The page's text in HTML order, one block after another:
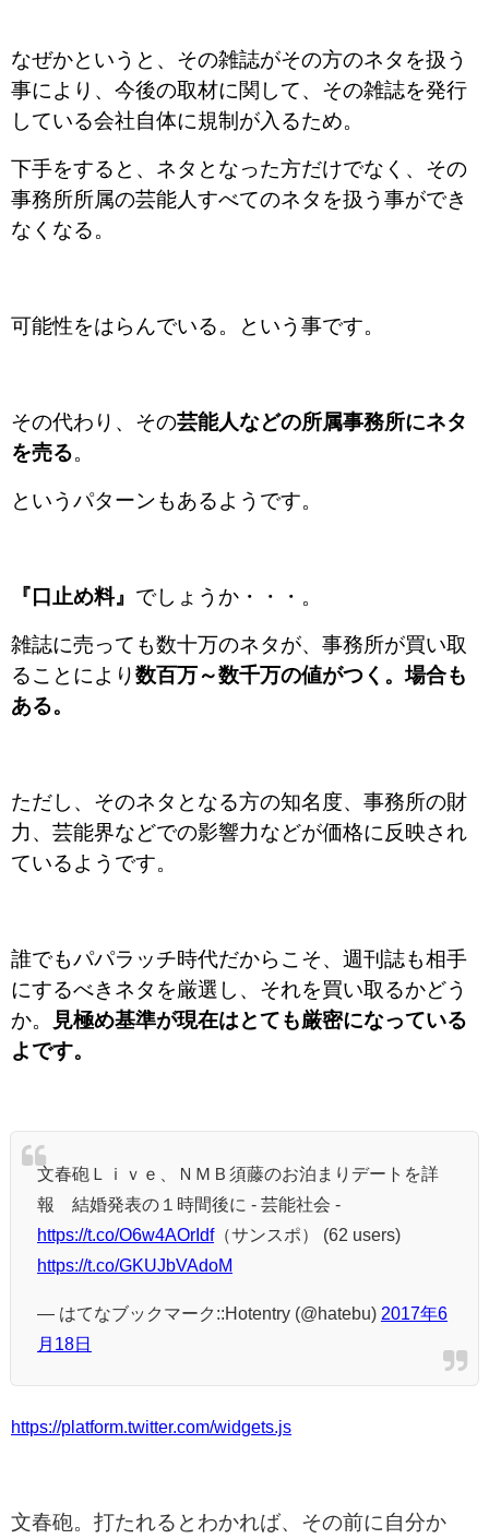
なぜかというと、その雑誌がその方のネタを扱う
事により、今後の取材に関して、その雑誌を発行
している会社自体に規制が入るため。
下手をすると、ネタとなった方だけでなく、その
事務所所属の芸能人すべてのネタを扱う事ができ
なくなる。
可能性をはらんでいる。という事です。
その代わり、その芸能人などの所属事務所にネタ
を売る。
というパターンもあるようです。
『口止め料』 でしょうか・・・。
雑誌に売っても数十万のネタが、事務所が買い取
ることにより数百万～数千万の値がつく。場合も
ある。
ただし、そのネタとなる方の知名度、事務所の財
力、芸能界などでの影響力などが価格に反映され
ているようです。
誰でもパパラッチ時代だからこそ、週刊誌も相手
にするべきネタを厳選し、それを買い取るかどう
か。
見極め基準が現在はとても厳密になっている
よです。
文春砲Ｌｉｖｅ、ＮＭＢ須藤のお泊まりデートを詳
報 結婚発表の１時間後に - 芸能社会 -
https://t.co/O6w4AOrIdf（サンスポ） (62 users)
https://t.co/GKUJbVAdoM
— はてなブックマーク::Hotentry (@hatebu) 2017年6
月18日
https://platform.twitter.com/widgets.js
文春砲。打たれるとわかれば、その前に自分か